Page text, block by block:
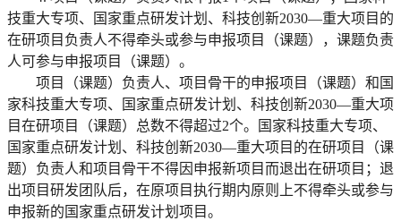
技重大专项、国家重点研发计划、科技创新2030—重大项目的
在研项目负责人不得牵头或参与申报项目（课题），课题负责
人可参与申报项目（课题）。
项目（课题）负责人、项目骨干的申报项目（课题）和国
家科技重大专项、国家重点研发计划、科技创新2030—重大项
目在研项目（课题）总数不得超过2个。国家科技重大专项、
国家重点研发计划、科技创新2030—重大项目的在研项目（课
题）负责人和项目骨干不得因申报新项目而退出在研项目；退
出项目研发团队后，在原项目执行期内原则上不得牵头或参与
申报新的国家重点研发计划项目。